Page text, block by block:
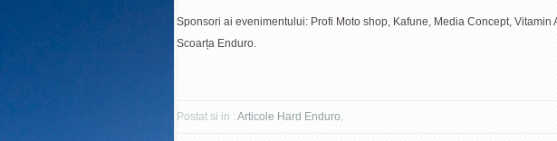
Sponsori ai evenimentului: Profi Moto shop, Kafune, Media Concept, Vitamin
Scoarța Enduro.
Postat si in : Articole Hard Enduro,